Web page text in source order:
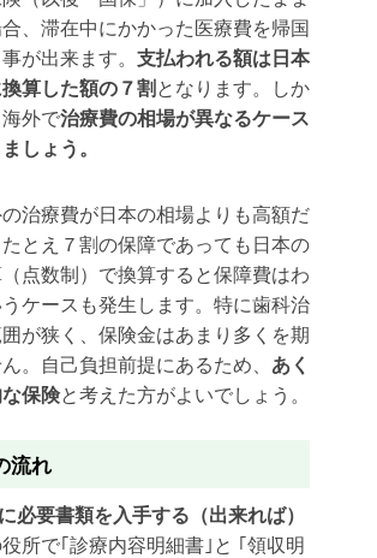
、滞在中にかかった医療費を帰国
が出来ます。 支払われる額は 日本
算した額の７割 となります。しか
外で治療費の相場が異なるケース
しょう。
治療費が日本の相場よりも高額だ
とえ７割の保障であっても日本の
点数制）で換算すると保障費はわ
ケースも発生します。特に歯科治
が狭く、保険金はあまり多くを期
。自己負担前提にあるため、 あく
保険と考えた方がよいでしょう。
流れ
必要書類を入手する（出来れば）
所で｢診療内容明細書｣と ｢領収明